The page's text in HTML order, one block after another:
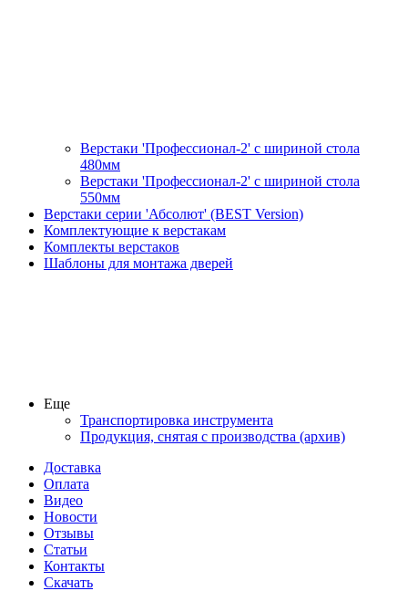
Верстаки 'Профессионал-2' с шириной стола
480мм
Верстаки 'Профессионал-2' с шириной стола
550мм
Верстаки серии 'Абсолют' (BEST Version)
Комплектующие к верстакам
Комплекты верстаков
Шаблоны для монтажа дверей
Еще
Транспортировка инструмента
Продукция, снятая с производства (архив)
Доставка
Оплата
Видео
Новости
Отзывы
Статьи
Контакты
Скачать